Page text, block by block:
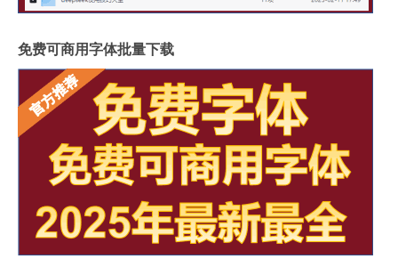
免费可商用字体批量下载